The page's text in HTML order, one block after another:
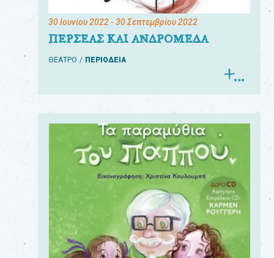
30 Ιουνίου 2022- 30 Σεπτεμβρίου 2022
ΠΕΡΣΕΑΣ ΚΑΙ ΑΝΔΡΟΜΕΔΑ
ΘΕΑΤΡΟ ΠΕΡΙΟΔΕΙΑ